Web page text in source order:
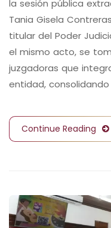
la sesión pública
Tania Gisela
titular del Poder
el mismo acto, se
juzgadoras que
entidad, consolidando
Continue Reading